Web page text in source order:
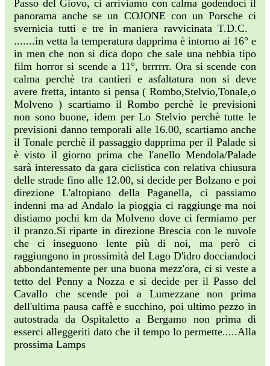
Passo del Giovo, ci arriviamo con calma godendoci il
panorama anche se un COJONE con un Porsche ci
svernicia tutti e tre in maniera ravvicinata T.D.C.
.......in vetta la temperatura dapprima è intorno ai 16° e
in men che non si dica dopo che sale una nebbia tipo
film horror si scende a 11°, brrrrrr. Ora si scende con
calma perchè tra cantieri e asfaltatura non si deve
avere fretta, intanto si pensa ( Rombo,Stelvio,Tonale,o
Molveno ) scartiamo il Rombo perchè le previsioni
non sono buone, idem per Lo Stelvio perchè tutte le
previsioni danno temporali alle 16.00, scartiamo anche
il Tonale perchè il passaggio dapprima per il Palade si
è visto il giorno prima che l'anello Mendola/Palade
sarà interessato da gara ciclistica con relativa chiusura
delle strade fino alle 12.00, si decide per Bolzano e poi
direzione L'altopiano della Paganella, ci passiamo
indenni ma ad Andalo la pioggia ci raggiunge ma noi
distiamo pochi km da Molveno dove ci fermiamo per
il pranzo.Si riparte in direzione Brescia con le nuvole
che ci inseguono lente più di noi, ma però ci
raggiungono in prossimità del Lago D'idro docciandoci
abbondantemente per una buona mezz'ora, ci si veste a
tetto del Penny a Nozza e si decide per il Passo del
Cavallo che scende poi a Lumezzane non prima
dell'ultima pausa caffè e succhino, poi ultimo pezzo in
autostrada da Ospitaletto a Bergamo non prima di
esserci alleggeriti dato che il tempo lo permette.....Alla
prossima Lamps